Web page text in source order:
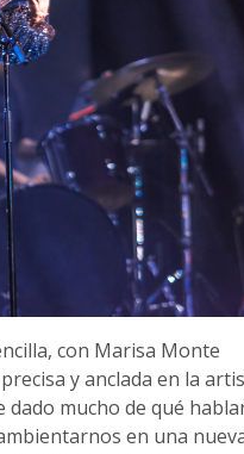
con Marisa Monte
y anclada en la
mucho de qué
en una